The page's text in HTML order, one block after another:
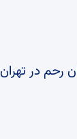
در تهران